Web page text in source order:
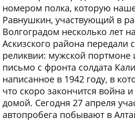
номером полка, которую
Равнушкин, участвующий в
Волгоградом несколько лет
Аскизского района передали
реликвии: мужской портмоне
письмо с фронта солдата
написанное в 1942 году, в
что скоро закончится война
домой. Сегодня 27 апреля
автопробега побывают в